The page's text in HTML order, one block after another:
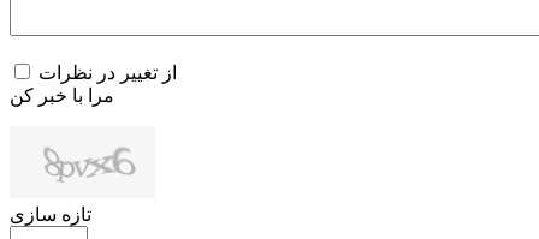
از تغییر در نظرات
مرا با خبر کن
تازه سازی